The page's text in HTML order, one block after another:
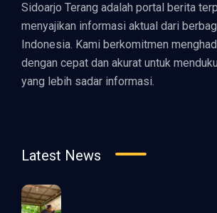
Sidoarjo Terang adalah portal berita
menyajikan informasi aktual dari
Indonesia. Kami berkomitmen
dengan cepat dan akurat untuk
yang lebih sadar informasi.
Latest News